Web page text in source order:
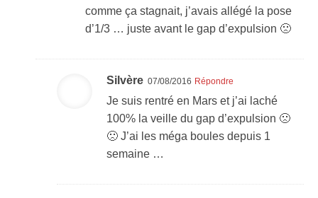
comme ça stagnait, j’avais allégé la pose
d’1/3 … juste avant le gap d’expulsion 🙁
Silvère 07/08/2016 Répondre
Je suis rentré en Mars et j’ai laché
100% la veille du gap d’expulsion 🙁
🙁 J’ai les méga boules depuis 1
semaine …